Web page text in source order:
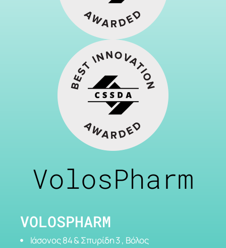
VolosPharm
VOLOSPHARM
Ιάσονος 84 & Σπυρίδη 3 , Βόλος